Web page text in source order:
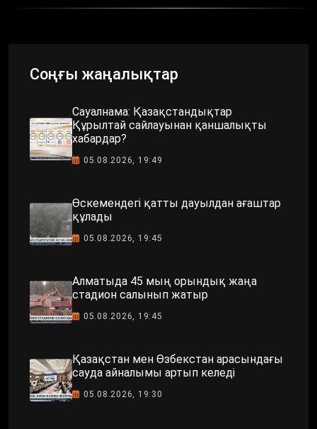
Соңғы жаңалықтар
Сауалнама: Қазақстандықтар
Құрылтай сайлауынан қаншалықты
хабардар?
05.08.2026, 19:49
Өскемендегі қатты дауылдан ағаштар
құлады
05.08.2026, 19:45
Алматыда 45 мың орындық жаңа
стадион салынып жатыр
05.08.2026, 19:45
Қазақстан мен Өзбекстан арасындағы
сауда айналымы артып келеді
05.08.2026, 19:30